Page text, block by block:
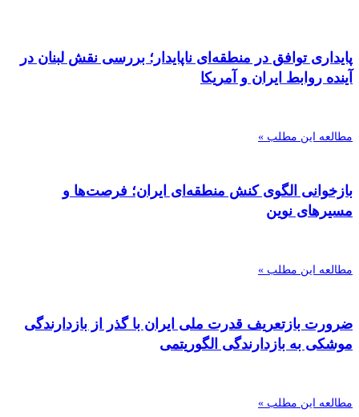
پایداری توافق در منطقه‌ای ناپایدار؛ بررسی نقش لبنان در
آینده روابط ایران و آمریکا
مطالعه این مطلب »
بازخوانی الگوی کنش منطقه‌ای ایران؛ فرصت‌ها و
مسیرهای نوین
مطالعه این مطلب »
ضرورت بازتعریف قدرت ملی ایران با گذر از بازدارندگی
موشکی به بازدارندگی الگوریتمی
مطالعه این مطلب »